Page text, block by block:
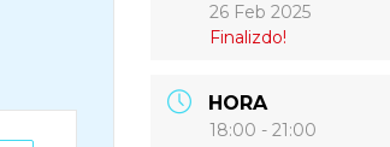
26 Feb 2025
Finalizdo!
HORA
18:00 - 21:00